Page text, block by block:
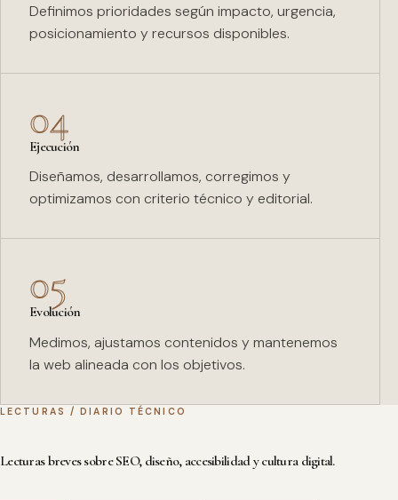
Definimos prioridades según impacto, urgencia,
posicionamiento y recursos disponibles.
04
Ejecución
Diseñamos, desarrollamos, corregimos y
optimizamos con criterio técnico y editorial.
05
Evolución
Medimos, ajustamos contenidos y mantenemos
la web alineada con los objetivos.
LECTURAS / DIARIO TÉCNICO
Lecturas breves sobre SEO, diseño, accesibilidad y cultura digital.